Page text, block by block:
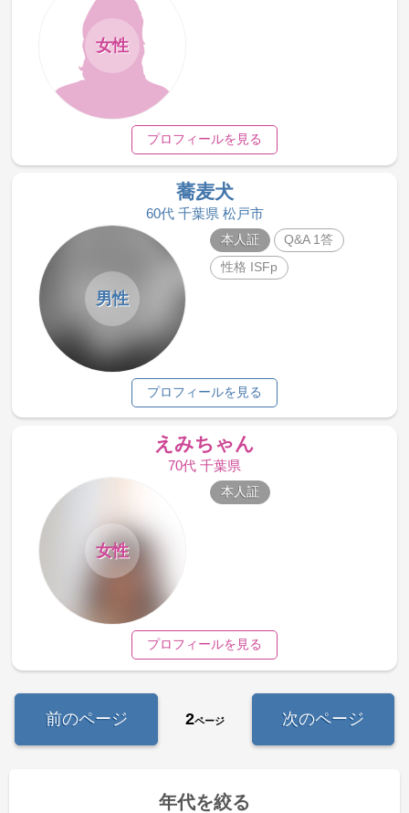
女性
プロフィールを見る
蕎麦犬
60代 千葉県 松戸市
男性
本人証
Q&A 1答
性格 ISFp
プロフィールを見る
えみちゃん
70代 千葉県
女性
本人証
プロフィールを見る
前のページ 2ページ 次のページ
年代を絞る